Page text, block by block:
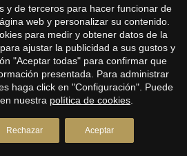
en la Costa Brava
en la Costa Brava
venta en la Costa Brava
venta en la Costa Brava
2026 Premium Houses
y de terceros para hacer funcionar de
web y personalizar su contenido.
para medir y obtener datos de la
ajustar la publicidad a sus gustos y
"Aceptar todas" para confirmar que
presentada. Para administrar
haga click en "Configuración". Puede
nuestra política de cookies
Rechazar Aceptar